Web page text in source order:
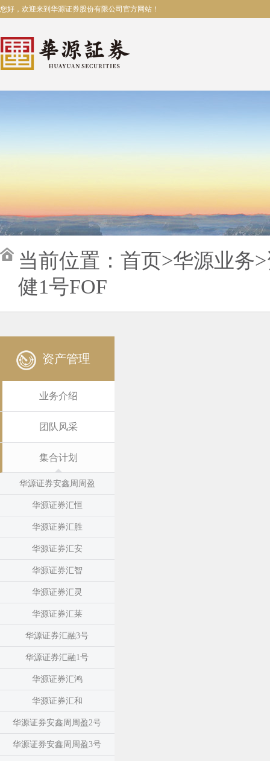
您好，欢迎来到华源证券股份有限公司官方网站！
当前位置： 首页>华源业务>
健1号FOF
资产管理
业务介绍
团队风采
集合计划
华源证券安鑫周周盈
华源证券汇恒
华源证券汇胜
华源证券汇安
华源证券汇智
华源证券汇灵
华源证券汇莱
华源证券汇融3号
华源证券汇融1号
华源证券汇鸿
华源证券汇和
华源证券安鑫周周盈2号
华源证券安鑫周周盈3号